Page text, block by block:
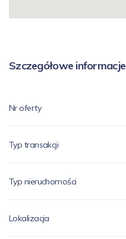
Szczegółowe informacje
Nr oferty
Typ transakcji
Typ nieruchomości
Lokalizacja